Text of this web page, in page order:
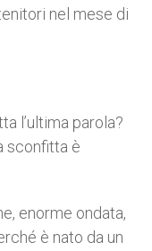
nel mese di
l’ultima parola?
sconfitta è
enorme ondata,
è nato da un